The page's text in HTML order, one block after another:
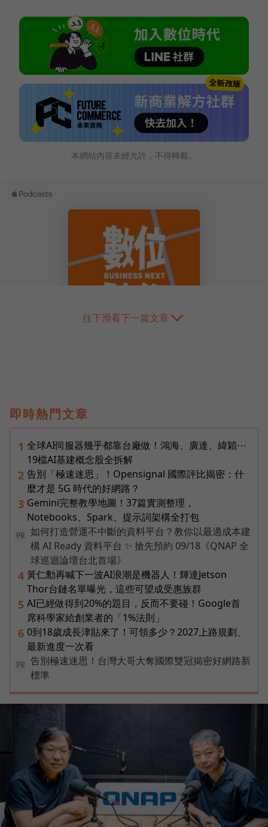
本網站內容未經允許，不得轉載。
往下滑看下一篇文章
即時熱門文章
1 全球AI伺服器幾乎都靠台廠做！鴻海、廣達、緯穎⋯
19檔AI基建概念股全拆解
2 告別「極速迷思」！Opensignal 國際評比揭密：什
麼才是 5G 時代的好網路？
3 Gemini完整教學地圖！37篇實測整理，
Notebooks、Spark、提示詞架構全打包
PR
如何打造營運不中斷的資料平台？教你以最適成本建
構 AI Ready 資料平台 ✨ 搶先預約 09/18《QNAP 全
球巡迴論壇台北首場》
4 黃仁勳再喊下一波AI浪潮是機器人！輝達Jetson
Thor台鏈名單曝光，這些可望成受惠族群
5 AI已經做得到20%的題目，反而不要碰！Google首
席科學家給創業者的「1%法則」
6 0到18歲成長津貼來了！可領多少？2027上路規劃、
最新進度一次看
PR
告別極速迷思！台灣大哥大奪國際雙冠揭密好網路新
標準